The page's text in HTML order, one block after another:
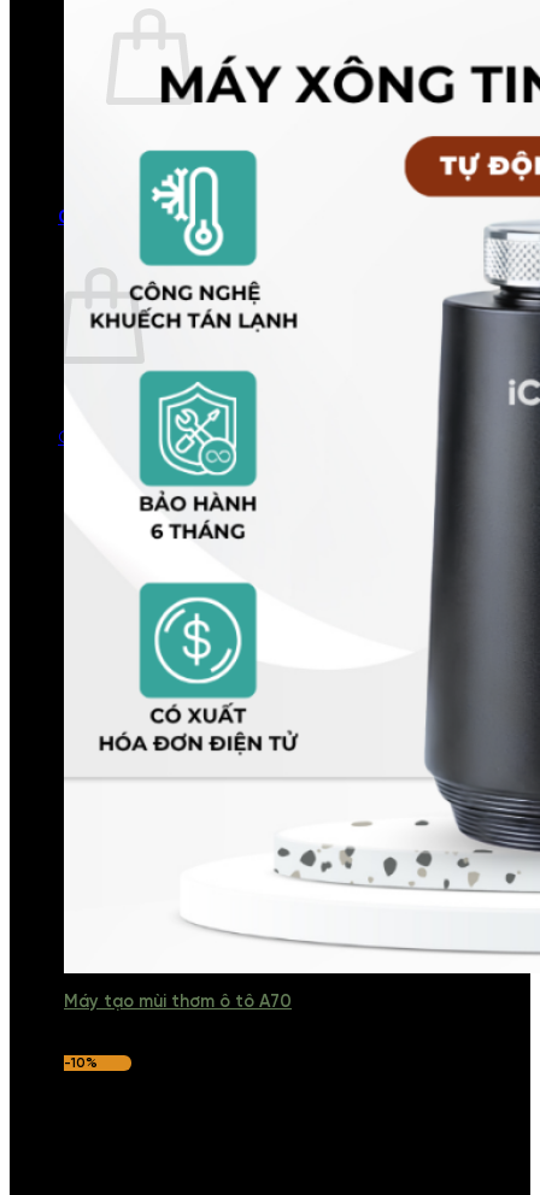
Quay trở lại cửa hàng
0
Giỏ hàng
Chưa có sản phẩm trong giỏ hàng.
Quay trở lại cửa hàng
Máy tạo mùi thơm ô tô A70
-10%